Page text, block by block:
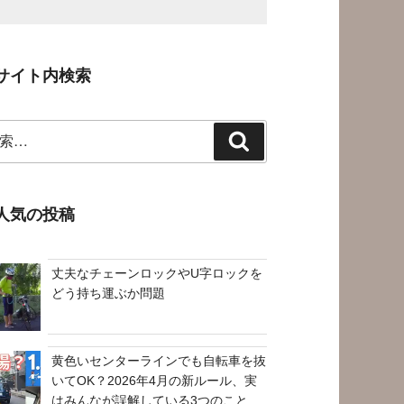
イト内検索
索
気の投稿
丈夫なチェーンロックやU字ロックを
どう持ち運ぶか問題
黄色いセンターラインでも自転車を抜
いてOK？2026年4月の新ルール、実
はみんなが誤解している3つのこと